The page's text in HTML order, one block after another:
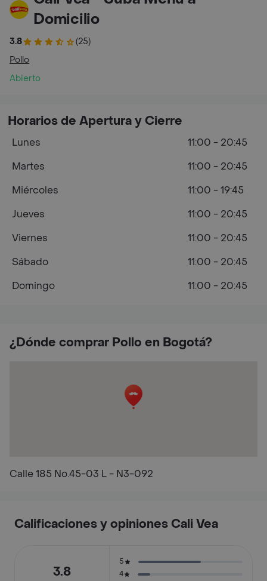
Domicilio
3.8
(25)
Pollo
Abierto
¿Dónde comprar Pollo en Bogotá?
Calle 185 No.45-03 L - N3-092
Horarios de Apertura y Cierre
Lunes
11:00 - 20:45
Martes
11:00 - 20:45
Miércoles
11:00 - 19:45
Jueves
11:00 - 20:45
Viernes
11:00 - 20:45
Sábado
11:00 - 20:45
Domingo
11:00 - 20:45
Calificaciones y opiniones Cali Vea
3.8
5
4